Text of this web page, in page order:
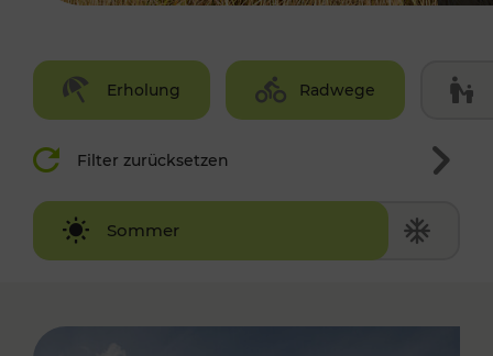
Erholung Radwege
Filter zurücksetzen
Sommer
Winter